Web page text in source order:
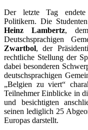
Der letzte Tag endete
Politikern. Die
Heinz Lambertz, dem
Deutschsprachigen
Zwartbol, der
rechtliche Stellung der
dabei besonderen
deutschsprachigen
„Belgien zu viert“
Teilnehmer Einblicke in
und besichtigten
seinen lediglich 25
Europas darstellt.